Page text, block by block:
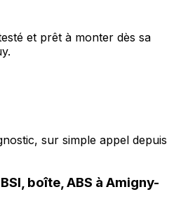
et prêt à monter dès sa
sur simple appel depuis
boîte, ABS à Amigny-